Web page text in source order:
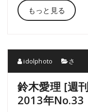
もっと見る
idolphoto さ
鈴木愛理 [週
2013年No.33